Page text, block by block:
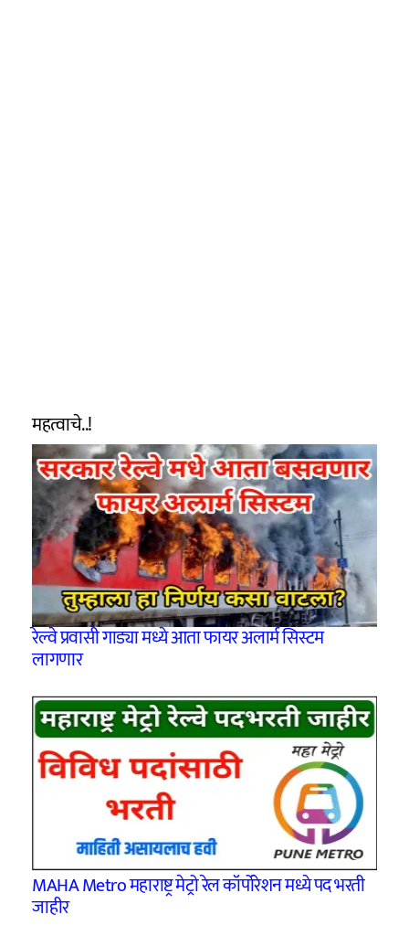
महत्वाचे..!
रेल्वे प्रवासी गाड्या मध्ये आता फायर अलार्म सिस्टम
लागणार
MAHA Metro महाराष्ट्र मेट्रो रेल कॉर्पोरेशन मध्ये पद भरती
जाहीर